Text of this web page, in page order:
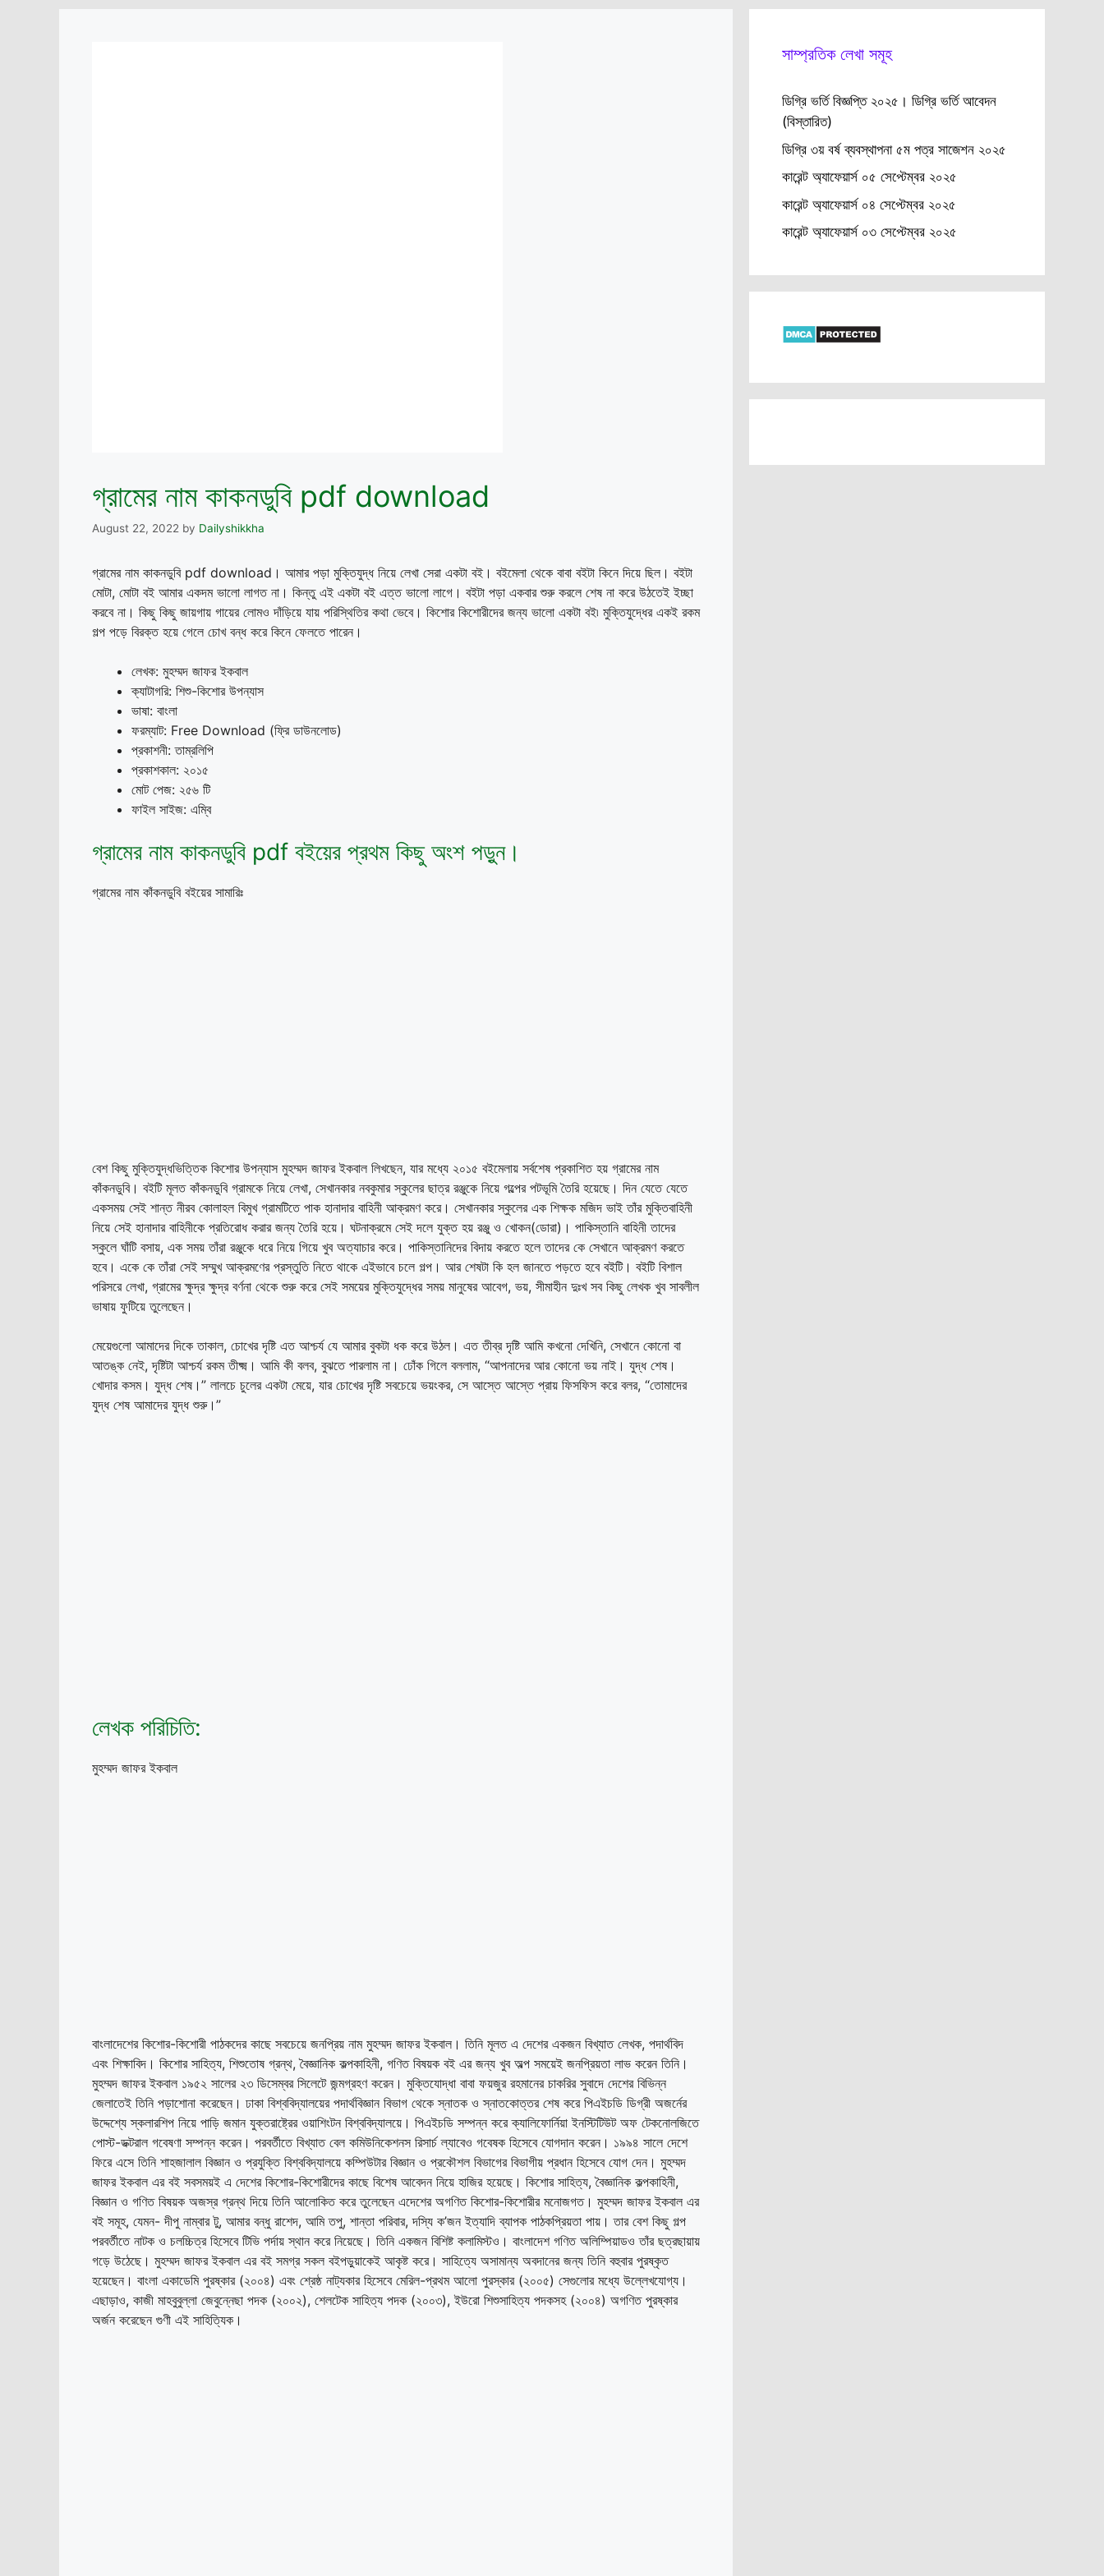
গ্রামের নাম কাকনডুবি pdf download
August 22, 2022 by Dailyshikkha
গ্রামের নাম কাকনডুবি pdf download। আমার পড়া মুক্তিযুদ্ধ নিয়ে লেখা সেরা একটা বই। বইমেলা থেকে বাবা বইটা কিনে দিয়ে ছিল। বইটা
মোটা, মোটা বই আমার একদম ভালো লাগত না। কিন্তু এই একটা বই এত্ত ভালো লাগে। বইটা পড়া একবার শুরু করলে শেষ না করে উঠতেই ইচ্ছা
করবে না। কিছু কিছু জায়গায় গায়ের লোমও দাঁড়িয়ে যায় পরিস্থিতির কথা ভেবে। কিশোর কিশোরীদের জন্য ভালো একটা বই৷ মুক্তিযুদ্ধের একই রকম
গল্প পড়ে বিরক্ত হয়ে গেলে চোখ বন্ধ করে কিনে ফেলতে পারেন।
লেখক: মুহম্মদ জাফর ইকবাল
ক্যাটাগরি: শিশু-কিশোর উপন্যাস
ভাষা: বাংলা
ফরম্যাট: Free Download (ফ্রি ডাউনলোড)
প্রকাশনী: তাম্রলিপি
প্রকাশকাল: ২০১৫
মোট পেজ: ২৫৬ টি
ফাইল সাইজ: এম্বি
গ্রামের নাম কাকনডুবি pdf বইয়ের প্রথম কিছু অংশ পড়ুন।
গ্রামের নাম কাঁকনডুবি বইয়ের সামারিঃ
বেশ কিছু মুক্তিযুদ্ধভিত্তিক কিশোর উপন্যাস মুহম্মদ জাফর ইকবাল লিখছেন, যার মধ্যে ২০১৫ বইমেলায় সর্বশেষ প্রকাশিত হয় গ্রামের নাম
কাঁকনডুবি। বইটি মূলত কাঁকনডুবি গ্রামকে নিয়ে লেখা, সেখানকার নবকুমার স্কুলের ছাত্র রঞ্জুকে নিয়ে গল্পের পটভূমি তৈরি হয়েছে। দিন যেতে যেতে
একসময় সেই শান্ত নীরব কোলাহল বিমুখ গ্রামটিতে পাক হানাদার বাহিনী আক্রমণ করে। সেখানকার স্কুলের এক শিক্ষক মজিদ ভাই তাঁর মুক্তিবাহিনী
নিয়ে সেই হানাদার বাহিনীকে প্রতিরোধ করার জন্য তৈরি হয়ে। ঘটনাক্রমে সেই দলে যুক্ত হয় রঞ্জু ও খোকন(ডোরা)। পাকিস্তানি বাহিনী তাদের
স্কুলে ঘাঁটি বসায়, এক সময় তাঁরা রঞ্জুকে ধরে নিয়ে গিয়ে খুব অত্যাচার করে। পাকিস্তানিদের বিদায় করতে হলে তাদের কে সেখানে আক্রমণ করতে
হবে। একে কে তাঁরা সেই সম্মুখ আক্রমণের প্রস্তুতি নিতে থাকে এইভাবে চলে গল্প। আর শেষটা কি হল জানতে পড়তে হবে বইটি। বইটি বিশাল
পরিসরে লেখা, গ্রামের ক্ষুদ্র ক্ষুদ্র বর্ণনা থেকে শুরু করে সেই সময়ের মুক্তিযুদ্ধের সময় মানুষের আবেগ, ভয়, সীমাহীন দুঃখ সব কিছু লেখক খুব সাবলীল
ভাষায় ফুটিয়ে তুলেছেন।
মেয়েগুলো আমাদের দিকে তাকাল, চোখের দৃষ্টি এত আশ্চর্য যে আমার বুকটা ধক করে উঠল। এত তীব্র দৃষ্টি আমি কখনো দেখিনি, সেখানে কোনো বা
আতঙ্ক নেই, দৃষ্টিটা আশ্চর্য রকম তীক্ষ্ম। আমি কী বলব, বুঝতে পারলাম না। ঢোঁক গিলে বললাম, “আপনাদের আর কোনো ভয় নাই। যুদ্ধ শেষ।
খোদার কসম। যুদ্ধ শেষ।” লালচে চুলের একটা মেয়ে, যার চোখের দৃষ্টি সবচেয়ে ভয়ংকর, সে আস্তে আস্তে প্রায় ফিসফিস করে বলর, “তোমাদের
যুদ্ধ শেষ আমাদের যুদ্ধ শুরু।”
লেখক পরিচিতি:
মুহম্মদ জাফর ইকবাল
বাংলাদেশের কিশোর-কিশোরী পাঠকদের কাছে সবচেয়ে জনপ্রিয় নাম মুহম্মদ জাফর ইকবাল। তিনি মূলত এ দেশের একজন বিখ্যাত লেখক, পদার্থবিদ
এবং শিক্ষাবিদ। কিশোর সাহিত্য, শিশুতোষ গ্রন্থ, বৈজ্ঞানিক কল্পকাহিনী, গণিত বিষয়ক বই এর জন্য খুব অল্প সময়েই জনপ্রিয়তা লাভ করেন তিনি।
মুহম্মদ জাফর ইকবাল ১৯৫২ সালের ২৩ ডিসেম্বর সিলেটে জন্মগ্রহণ করেন। মুক্তিযোদ্ধা বাবা ফয়জুর রহমানের চাকরির সুবাদে দেশের বিভিন্ন
জেলাতেই তিনি পড়াশোনা করেছেন। ঢাকা বিশ্ববিদ্যালয়ের পদার্থবিজ্ঞান বিভাগ থেকে স্নাতক ও স্নাতকোত্তর শেষ করে পিএইচডি ডিগ্রী অজর্নের
উদ্দেশ্যে স্কলারশিপ নিয়ে পাড়ি জমান যুক্তরাষ্ট্রের ওয়াশিংটন বিশ্ববিদ্যালয়ে। পিএইচডি সম্পন্ন করে ক্যালিফোর্নিয়া ইনস্টিটিউট অফ টেকনোলজিতে
পোস্ট-ডক্টরাল গবেষণা সম্পন্ন করেন। পরবর্তীতে বিখ্যাত বেল কমিউনিকেশনস রিসার্চ ল্যাবেও গবেষক হিসেবে যোগদান করেন। ১৯৯৪ সালে দেশে
ফিরে এসে তিনি শাহজালাল বিজ্ঞান ও প্রযুক্তি বিশ্ববিদ্যালয়ে কম্পিউটার বিজ্ঞান ও প্রকৌশল বিভাগের বিভাগীয় প্রধান হিসেবে যোগ দেন। মুহম্মদ
জাফর ইকবাল এর বই সবসময়ই এ দেশের কিশোর-কিশোরীদের কাছে বিশেষ আবেদন নিয়ে হাজির হয়েছে। কিশোর সাহিত্য, বৈজ্ঞানিক কল্পকাহিনী,
বিজ্ঞান ও গণিত বিষয়ক অজস্র গ্রন্থ দিয়ে তিনি আলোকিত করে তুলেছেন এদেশের অগণিত কিশোর-কিশোরীর মনোজগত। মুহম্মদ জাফর ইকবাল এর
বই সমূহ, যেমন- দীপু নাম্বার টু, আমার বন্ধু রাশেদ, আমি তপু, শান্তা পরিবার, দস্যি ক’জন ইত্যাদি ব্যাপক পাঠকপ্রিয়তা পায়। তার বেশ কিছু গল্প
পরবর্তীতে নাটক ও চলচ্চিত্র হিসেবে টিভি পর্দায় স্থান করে নিয়েছে। তিনি একজন বিশিষ্ট কলামিস্টও। বাংলাদেশ গণিত অলিম্পিয়াডও তাঁর ছত্রছায়ায়
গড়ে উঠেছে। মুহম্মদ জাফর ইকবাল এর বই সমগ্র সকল বইপড়ুয়াকেই আকৃষ্ট করে। সাহিত্যে অসামান্য অবদানের জন্য তিনি বহুবার পুরষ্কৃত
হয়েছেন। বাংলা একাডেমি পুরষ্কার (২০০৪) এবং শ্রেষ্ঠ নাট্যকার হিসেবে মেরিল-প্রথম আলো পুরস্কার (২০০৫) সেগুলোর মধ্যে উল্লেখযোগ্য।
এছাড়াও, কাজী মাহবুবুল্লা জেবুন্নেছা পদক (২০০২), শেলটেক সাহিত্য পদক (২০০৩), ইউরো শিশুসাহিত্য পদকসহ (২০০৪) অগণিত পুরষ্কার
অর্জন করেছেন গুণী এই সাহিত্যিক।
সাম্প্রতিক লেখা সমূহ
ডিগ্রি ভর্তি বিজ্ঞপ্তি ২০২৫। ডিগ্রি ভর্তি আবেদন
(বিস্তারিত)
ডিগ্রি ৩য় বর্ষ ব্যবস্থাপনা ৫ম পত্র সাজেশন ২০২৫
কারেন্ট অ্যাফেয়ার্স ০৫ সেপ্টেম্বর ২০২৫
কারেন্ট অ্যাফেয়ার্স ০৪ সেপ্টেম্বর ২০২৫
কারেন্ট অ্যাফেয়ার্স ০৩ সেপ্টেম্বর ২০২৫